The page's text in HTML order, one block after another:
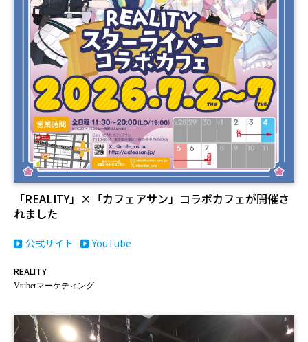
「REALITY」×「カフェアサン」コラボカフェが開催さ
れました
公式サイト YouTube
REALITY
Vtuberマーケティング